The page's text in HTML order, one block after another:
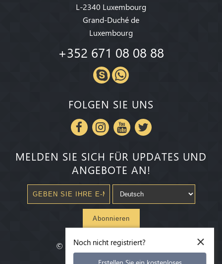
L-2340 Luxembourg
Grand-Duché de
Luxembourg
+352 671 08 08 88
FOLGEN SIE UNS
MELDEN SIE SICH FÜR UPDATES UND
ANGEBOTE AN!
Abonnieren
© 2020-2026Millenium State ×
Noch nicht registriert?